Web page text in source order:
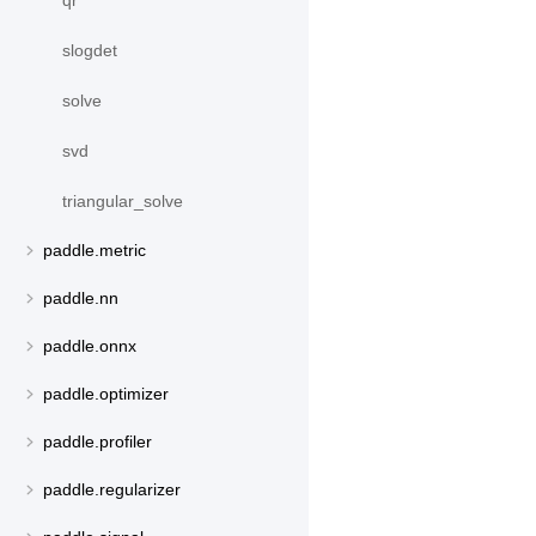
slogdet
solve
svd
triangular_solve
paddle.metric
paddle.nn
paddle.onnx
paddle.optimizer
paddle.profiler
paddle.regularizer